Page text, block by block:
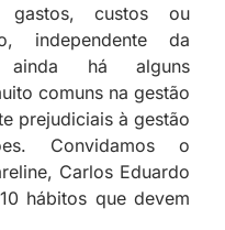
gastos, custos ou
independente da
ainda há alguns
comuns na gestão
prejudiciais à gestão
Convidamos o
Carlos Eduardo
hábitos que devem